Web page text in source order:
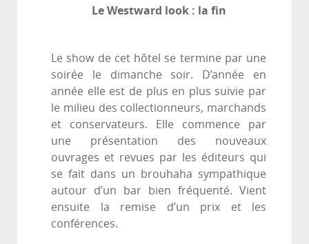
Le Westward look : la fin
Le show de cet hôtel se termine par une
soirée le dimanche soir. D’année en
année elle est de plus en plus suivie par
le milieu des collectionneurs, marchands
et conservateurs. Elle commence par
une présentation des nouveaux
ouvrages et revues par les éditeurs qui
se fait dans un brouhaha sympathique
autour d’un bar bien fréquenté. Vient
ensuite la remise d’un prix et les
conférences.